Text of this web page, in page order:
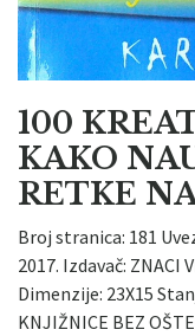
100
KAKO
RETKE
Broj stranica: 181
2017. Izdavač:
Dimenzije: 23X15
KNJIŽNICE BEZ